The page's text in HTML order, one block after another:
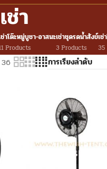
า
ช่าโต๊ะหมู่บูชา-อาสนะ
Products
เช่าชุดรดน้ำสังข์
3 Products
เช่
35
36